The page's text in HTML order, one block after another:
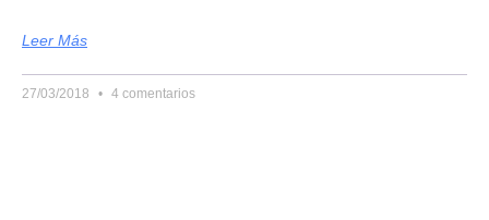
Leer Más
27/03/2018 4 comentarios